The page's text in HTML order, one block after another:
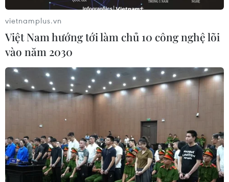
vietnamplus.vn
Việt Nam hướng tới làm chủ 10 công nghệ lõi
vào năm 2030